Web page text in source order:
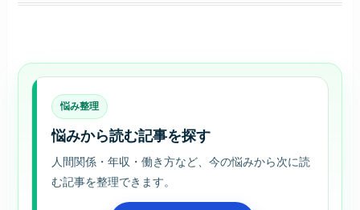
悩み整理
悩みから読む記事を探す
人間関係・年収・働き方など、今の悩みから次に読
む記事を整理できます。